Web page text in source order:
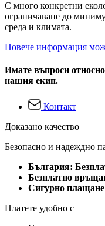
С много конкретни
ограничаване до
среда и климата.
Повече информация
Имате въпроси
нашия екип.
Контакт
Доказано качество
Безопасно и надеждно
България:
Безплатно
Сигурно плащане
Платете удобно с